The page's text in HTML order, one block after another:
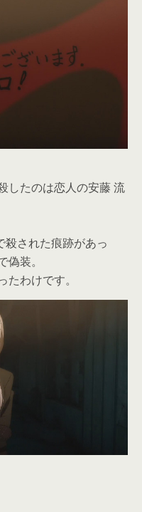
したのは恋人の安藤 流
された痕跡があっ
装。
わけです。